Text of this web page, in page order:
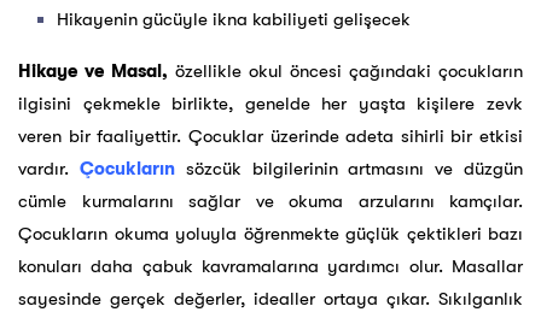
Hikayenin gücüyle ikna kabiliyeti gelişecek
Hikaye ve Masal, özellikle okul öncesi çağındaki çocukların
ilgisini çekmekle birlikte, genelde her yaşta kişilere zevk
veren bir faaliyettir. Çocuklar üzerinde adeta sihirli bir etkisi
vardır. Çocukların sözcük bilgilerinin artmasını ve düzgün
cümle kurmalarını sağlar ve okuma arzularını kamçılar.
Çocukların okuma yoluyla öğrenmekte güçlük çektikleri bazı
konuları daha çabuk kavramalarına yardımcı olur. Masallar
sayesinde gerçek değerler, idealler ortaya çıkar. Sıkılganlık